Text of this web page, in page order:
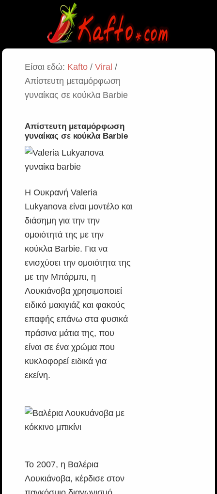
Είσαι εδώ: Kafto/ Viral /
Απίστευτη μεταμόρφωση
γυναίκας σε κούκλα Barbie
Απίστευτη μεταμόρφωση
γυναίκας σε κούκλα Barbie
Η Ουκρανή Valeria
Lukyanova είναι μοντέλο και
διάσημη για την την
ομοιότητά της με την
κούκλα Barbie. Για να
ενισχύσει την ομοιότητα της
με την Μπάρμπι, η
Λουκιάνοβα χρησιμοποιεί
ειδικό μακιγιάζ και φακούς
επαφής επάνω στα φυσικά
πράσινα μάτια της, που
είναι σε ένα χρώμα που
κυκλοφορεί ειδικά για
εκείνη.
Το 2007, η Βαλέρια
Λουκιάνοβα, κέρδισε στον